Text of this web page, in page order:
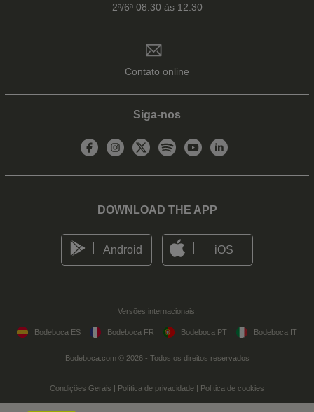
2ᵃ/6ᵃ 08:30 às 12:30
Contato online
Siga-nos
DOWNLOAD THE APP
Android iOS
Versões internacionais:
Bodeboca ES Bodeboca FR Bodeboca PT Bodeboca IT
Bodeboca.com © 2026 - Todos os direitos reservados
Condições Gerais | Política de privacidade | Política de cookies